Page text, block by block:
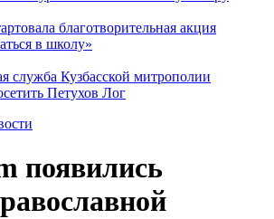
благотворительная акция
в школу»
служба Кузбасской митрополии
Петухов Лог
появились